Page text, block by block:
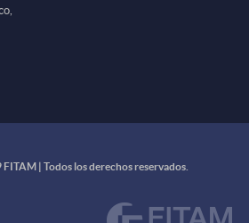
| Todos los derechos reservados.